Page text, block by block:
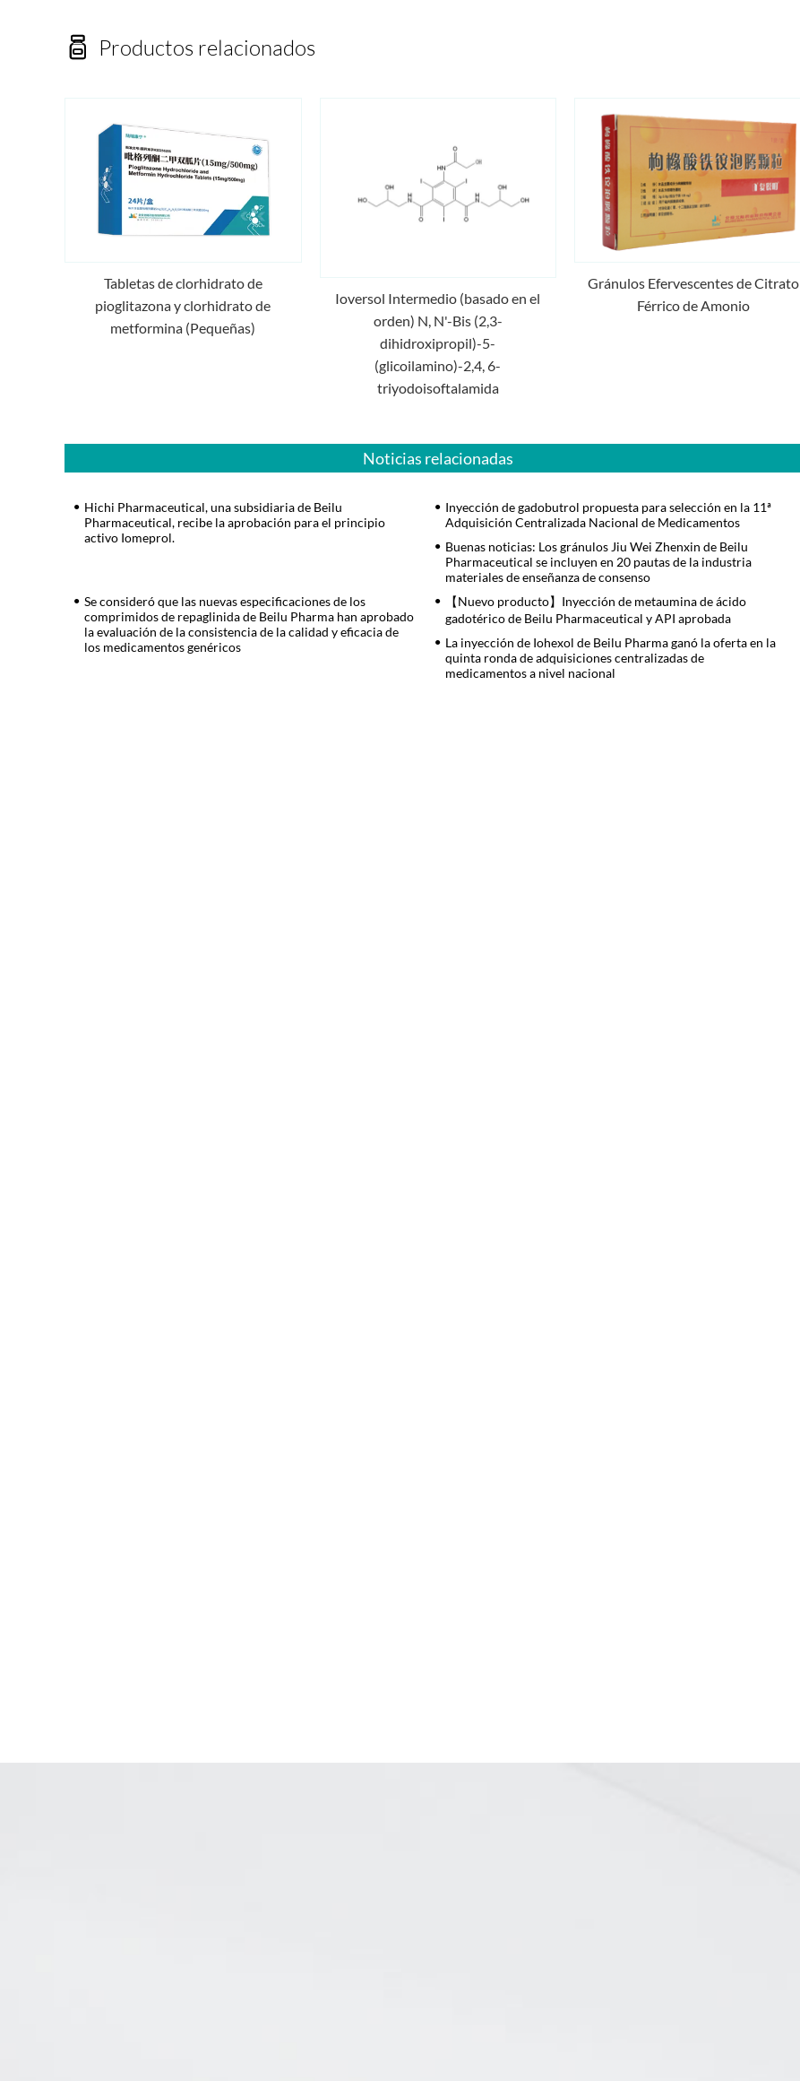
 Productos relacionados
Tabletas de clorhidrato de
pioglitazona y clorhidrato de
metformina (Pequeñas)
Ioversol Intermedio (basado en el
orden) N, N'-Bis (2,3-
dihidroxipropil)-5-
(glicoilamino)-2,4, 6-
triyodoisoftalamida
Gránulos Efervescentes de Citrato
Férrico de Amonio
Noticias relacionadas
Hichi Pharmaceutical, una subsidiaria de Beilu
Pharmaceutical, recibe la aprobación para el principio
activo Iomeprol.
Inyección de gadobutrol propuesta para selección en la 11ª
Adquisición Centralizada Nacional de Medicamentos
Buenas noticias: Los gránulos Jiu Wei Zhenxin de Beilu
Pharmaceutical se incluyen en 20 pautas de la industria
materiales de enseñanza de consenso
Se consideró que las nuevas especificaciones de los
comprimidos de repaglinida de Beilu Pharma han aprobado
la evaluación de la consistencia de la calidad y eficacia de
los medicamentos genéricos
【Nuevo producto】Inyección de metaumina de ácido
gadotérico de Beilu Pharmaceutical y API aprobada
La inyección de Iohexol de Beilu Pharma ganó la oferta en la
quinta ronda de adquisiciones centralizadas de
medicamentos a nivel nacional